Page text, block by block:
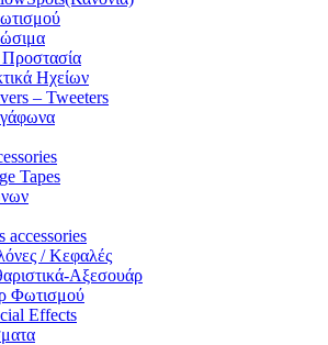
Ηχείων
– Tweeters
Tapes
accessories
/ Κεφαλές
Αξεσουάρ
Φωτισμού
Effects